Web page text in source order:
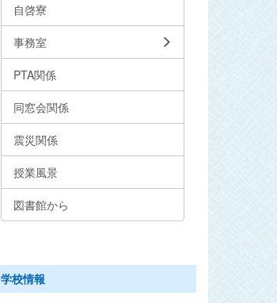
自啓寮
事務室
PTA関係
同窓会関係
震災関係
授業風景
図書館から
学校情報